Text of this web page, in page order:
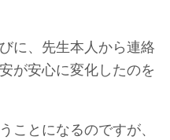
に、先生本人から連絡
が安心に変化したのを
ことになるのですが、